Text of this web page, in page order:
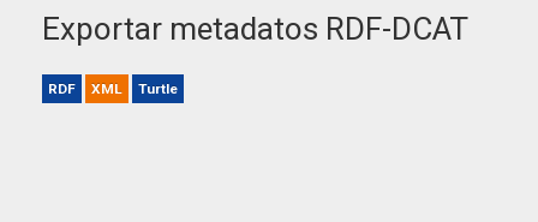
Exportar metadatos RDF-DCAT
RDF XML Turtle